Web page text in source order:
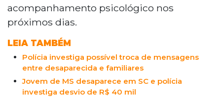
acompanhamento psicológico nos
próximos dias.
LEIA TAMBÉM
Polícia investiga possível troca de mensagens
entre desaparecida e familiares
Jovem de MS desaparece em SC e polícia
investiga desvio de R$ 40 mil